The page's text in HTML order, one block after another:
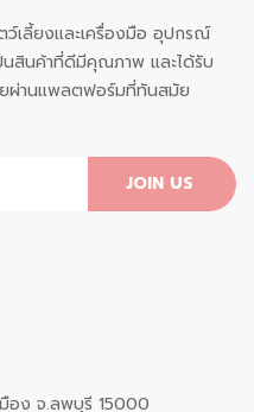
ว์เลี้ยงและเครื่องมือ อุปกรณ์
นสินค้าที่ดีมีคุณภาพ และได้รับ
ยผ่านแพลตฟอร์มที่ทันสมัย
JOIN US
อง จ.ลพบุรี 15000